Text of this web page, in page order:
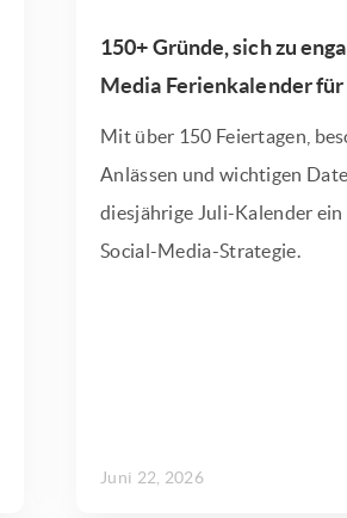
150+ Gründe, sich zu
Media Ferienkalender für
Mit über 150 Feiertagen,
Anlässen und wichtigen
diesjährige Juli-Kalender
Social-Media-Strategie.
Juni 22, 2026